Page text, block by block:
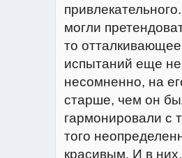
могли
то
испытаний еще не
несомненно, на
старше, чем он
гармонировали с
того
красивым. И в